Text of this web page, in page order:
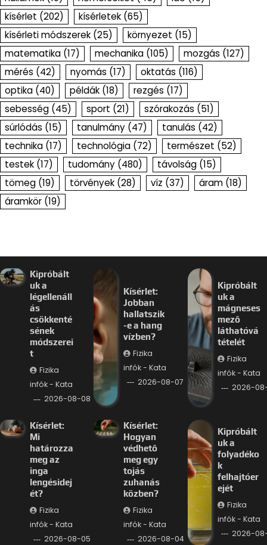
kísérlet (202) kísérletek (65)
kísérleti módszerek (25) környezet (15)
matematika (17) mechanika (105) mozgás (127)
mérés (42) nyomás (17) oktatás (116)
optika (40) példák (18) rezgés (17)
sebesség (45) sport (21) szórakozás (51)
súrlódás (15) tanulmány (47) tanulás (42)
technika (17) technológia (72) természet (52)
testek (17) tudomány (480) távolság (15)
tömeg (19) törvények (28) víz (37) áram (18)
áramkör (19)
Kipróbált
uk a
légellenáll
ás
csökkenté
sének
módszerei
t
Fizika
infók - Kata
2026-08-08
Kísérlet:
Jobban
hallatszik
-e a hang
vízben?
Fizika
infók - Kata
2026-08-07
Kipróbált
uk a
mágneses
mező
láthatóvá
tételét
Fizika
infók - Kata
2026-
Kísérlet:
Mi
határozza
meg az
inga
lengésidej
ét?
Fizika
infók - Kata
2026-08-05
Kísérlet:
Hogyan
védhető
meg egy
tojás
zuhanás
közben?
Fizika
infók - Kata
2026-08-04
Kipróbált
uk a
folyadéko
k
felhajtóer
ejét
Fizika
infók - Kata
2026-